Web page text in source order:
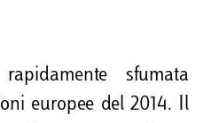
sfumata
europee del 2014. Il